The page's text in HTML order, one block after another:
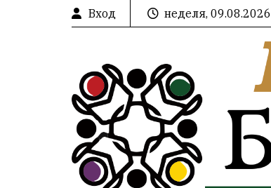
Вход неделя, 09.08.2026